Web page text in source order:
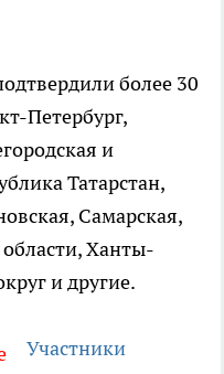
более 30
Петербург,
и
Татарстан,
Самарская,
области, Ханты-
и другие.
Участники